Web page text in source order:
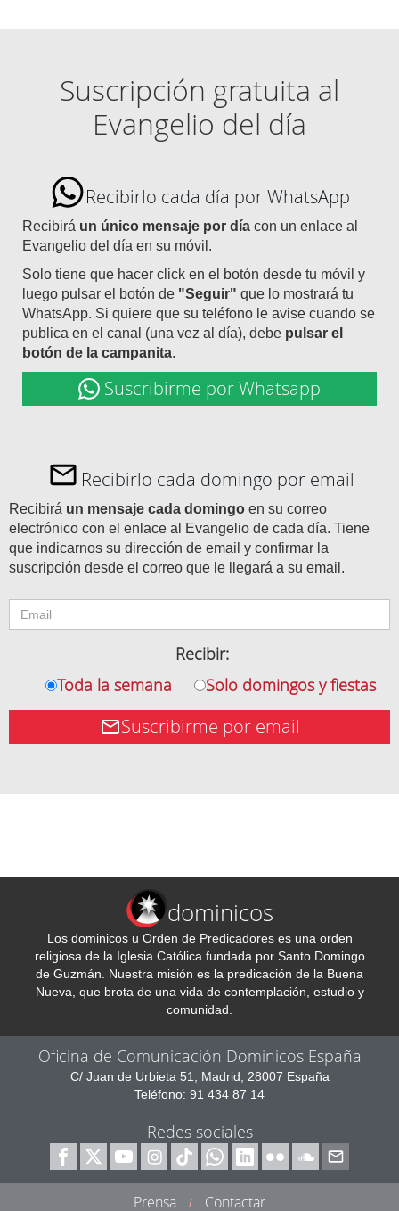
Suscripción gratuita al
Evangelio del día
Recibirlo cada día por WhatsApp
Recibirá un único mensaje por día con un enlace al
Evangelio del día en su móvil.
Solo tiene que hacer click en el botón desde tu móvil y
luego pulsar el botón de "Seguir" que lo mostrará tu
WhatsApp. Si quiere que su teléfono le avise cuando se
publica en el canal (una vez al día), debe pulsar el
botón de la campanita.
Suscribirme por Whatsapp
Recibirlo cada domingo por email
Recibirá un mensaje cada domingo en su correo
electrónico con el enlace al Evangelio de cada día. Tiene
que indicarnos su dirección de email y confirmar la
suscripción desde el correo que le llegará a su email.
Recibir:
Toda la semana
Solo domingos y fiestas
Suscribirme por email
dominicos
Los dominicos u Orden de Predicadores es una orden
religiosa de la Iglesia Católica fundada por Santo Domingo
de Guzmán. Nuestra misión es la predicación de la Buena
Nueva, que brota de una vida de contemplación, estudio y
comunidad.
Oficina de Comunicación Dominicos España
C/ Juan de Urbieta 51, Madrid, 28007 España
Teléfono: 91 434 87 14
Redes sociales
Prensa / Contactar